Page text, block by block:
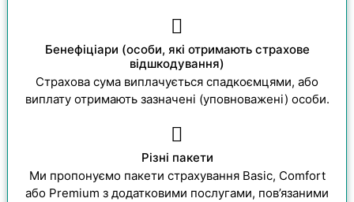
Бенефіціари (особи, які отримають страхове
відшкодування)
Страхова сума виплачується спадкоємцями, або
виплату отримають зазначені (уповноважені) особи.
Різні пакети
Ми пропонуємо пакети страхування Basic, Comfort
або Premium з додатковими послугами, пов’язаними